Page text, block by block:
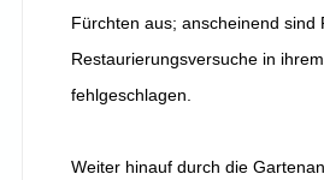
Fürchten aus; anscheinend sind
Restaurierungsversuche in
fehlgeschlagen.
Weiter hinauf durch die